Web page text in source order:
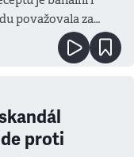
považovala za
proti